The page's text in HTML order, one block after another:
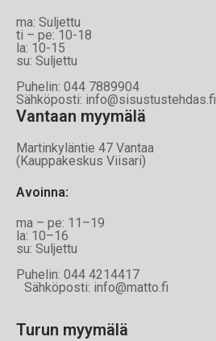
ma: Suljettu
ti – pe: 10-18
la: 10-15
su: Suljettu
Puhelin: 044 7889904
Sähköposti: info@sisustustehdas.fi
Vantaan myymälä
Martinkyläntie 47 Vantaa
(Kauppakeskus Viisari)
Avoinna:
ma – pe: 11–19
la: 10–16
su: Suljettu
Puhelin: 044 4214417
Sähköposti: info@matto.fi
Turun myymälä